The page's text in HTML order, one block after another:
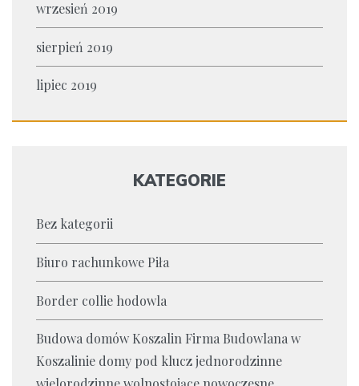
wrzesień 2019
sierpień 2019
lipiec 2019
KATEGORIE
Bez kategorii
Biuro rachunkowe Piła
Border collie hodowla
Budowa domów Koszalin Firma Budowlana w
Koszalinie domy pod klucz jednorodzinne